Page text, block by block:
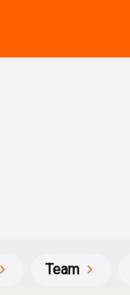
Team